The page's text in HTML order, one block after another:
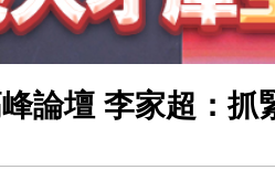
論壇 李家超：抓